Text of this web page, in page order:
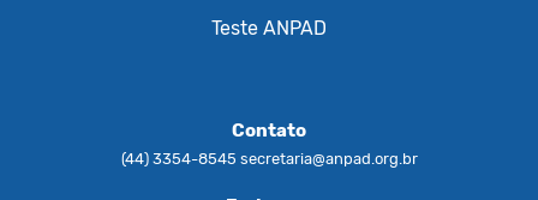
Teste ANPAD
Contato
(44) 3354-8545 secretaria@anpad.org.br